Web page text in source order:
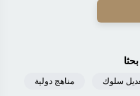
سلوك مناهج دولية